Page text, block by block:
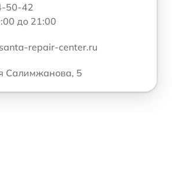
50-42
до 21:00
repair-center.ru
Салимжанова, 5